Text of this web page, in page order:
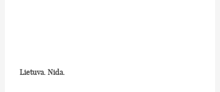
Lietuva. Nida.